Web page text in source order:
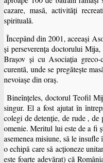
cazare, masă, activităţi
spirituală.
Începând din 2001, aceeaşi
şi perseverenţa doctorului
Braşov şi cu Asociaţia
curentă, unde se pregăteşte
nevoiaşe din oraş.
Bineînţeles, doctorul Teofil
singur. El a fost ajutat în
colegi de detenţie, de rude ,
omenie. Meritul lui este de a fi
asemenea misiune, să le
o echipă care să acţioneze
este foarte adevărat) că